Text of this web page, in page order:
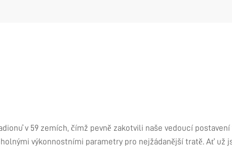
v 59 zemích, čímž pevně zakotvili naše vedoucí
výkonnostními parametry pro nejžádanější tratě. Ať